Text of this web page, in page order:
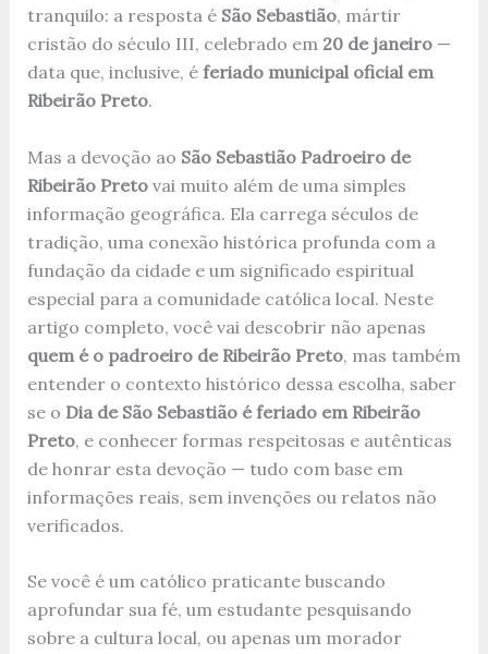
tranquilo: a resposta é São Sebastião, mártir
cristão do século III, celebrado em 20 de janeiro—
data que, inclusive, é feriado municipal oficial em
Ribeirão Preto.
Mas a devoção ao São Sebastião Padroeiro de
Ribeirão Pretovai muito além de uma simples
informação geográfica. Ela carrega séculos de
tradição, uma conexão histórica profunda com a
fundação da cidade e um significado espiritual
especial para a comunidade católica local. Neste
artigo completo, você vai descobrir não apenas
quem é o padroeiro de Ribeirão Preto, mas também
entender o contexto histórico dessa escolha, saber
se o Dia de São Sebastião é feriado em Ribeirão
Preto, e conhecer formas respeitosas e autênticas
de honrar esta devoção — tudo com base em
informações reais, sem invenções ou relatos não
verificados.
Se você é um católico praticante buscando
aprofundar sua fé, um estudante pesquisando
sobre a cultura local, ou apenas um morador